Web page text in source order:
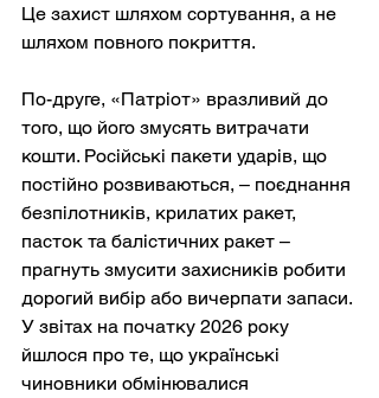
Це захист шляхом сортування, а не
шляхом повного покриття.
По-друге, «Патріот» вразливий до
того, що його змусять витрачати
кошти. Російські пакети ударів, що
постійно розвиваються, – поєднання
безпілотників, крилатих ракет,
пасток та балістичних ракет –
прагнуть змусити захисників робити
дорогий вибір або вичерпати запаси.
У звітах на початку 2026 року
йшлося про те, що українські
чиновники обмінювалися